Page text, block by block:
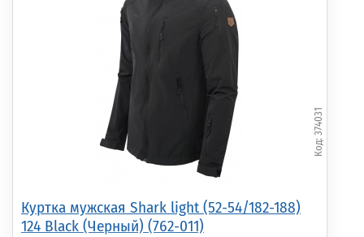
Куртка мужская Shark light (52-54/182-188)
124 Black (Черный) (762-011)
374031